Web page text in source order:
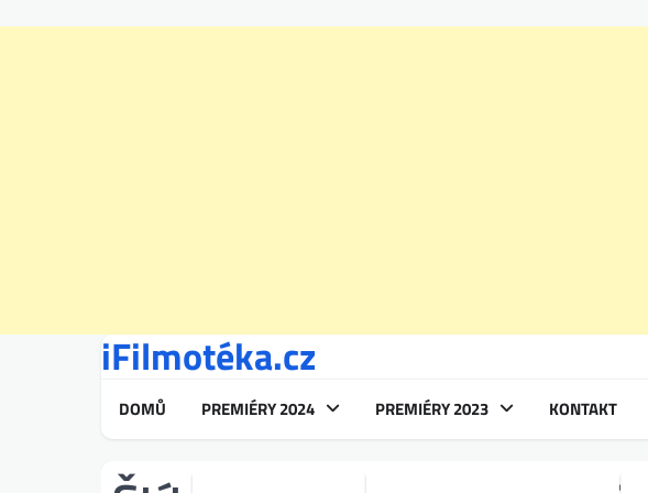
iFilmotéka.cz
DOMŮ PREMIÉRY 2024 PREMIÉRY 2023 KONTAKT